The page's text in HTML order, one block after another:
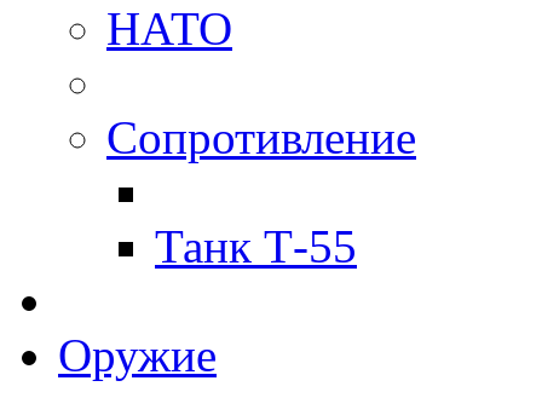
НАТО
Сопротивление
Танк Т-55
Оружие